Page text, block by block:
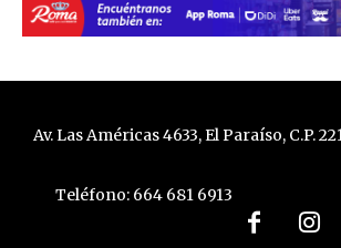
Av. Las Américas 4633, El Paraíso, C.P.
Teléfono: 664 681 6913